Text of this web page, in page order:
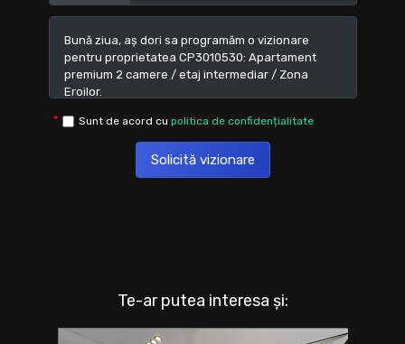
Sunt de acord cu politica de confidențialitate
Solicită vizionare
Te-ar putea interesa și: